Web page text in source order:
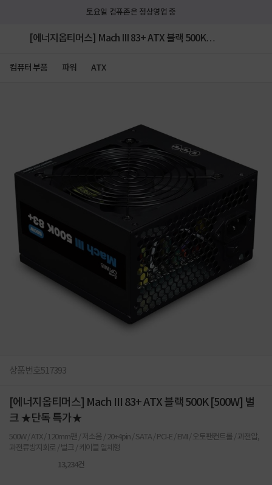
토요일 컴퓨존은 정상영업 중
[에너지옵티머스] Mach III 83+ ATX 블랙 500K
컴퓨터 부품 파워 ATX
상품번호517393
[에너지옵티머스] Mach III 83+ ATX 블랙 500K [500W] 벌
크 ★단독 특가★
500W / ATX / 120mm팬 / 저소음 / 20+4pin / SATA / PCI-E / EMI / 오토팬컨트롤 / 과전압,
과전류방지회로 / 벌크 / 케이블 일체형
13,234건